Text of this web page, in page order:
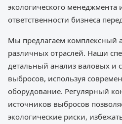
экологического менеджмента
ответственности бизнеса
Мы предлагаем комплексный
различных отраслей. Наши
детальный анализ валовых и
выбросов, используя
оборудование. Регулярный
источников выбросов
экологические риски,